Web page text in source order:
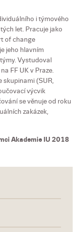
i týmového
let. Pracuje jako
of change
jeho hlavním
Vystudoval
FF UK v Praze.
skupinami (SUR,
výcvik
se věnuje od roku
zakázek,
Akademie IU 2018